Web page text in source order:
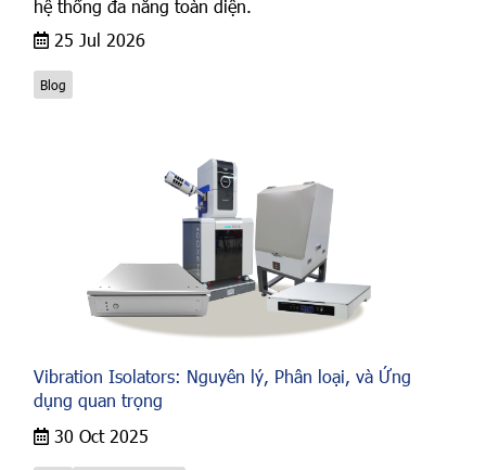
hệ thống đa năng toàn diện.
25 Jul 2026
Blog
Vibration Isolators: Nguyên lý, Phân loại, và Ứng
dụng quan trọng
30 Oct 2025